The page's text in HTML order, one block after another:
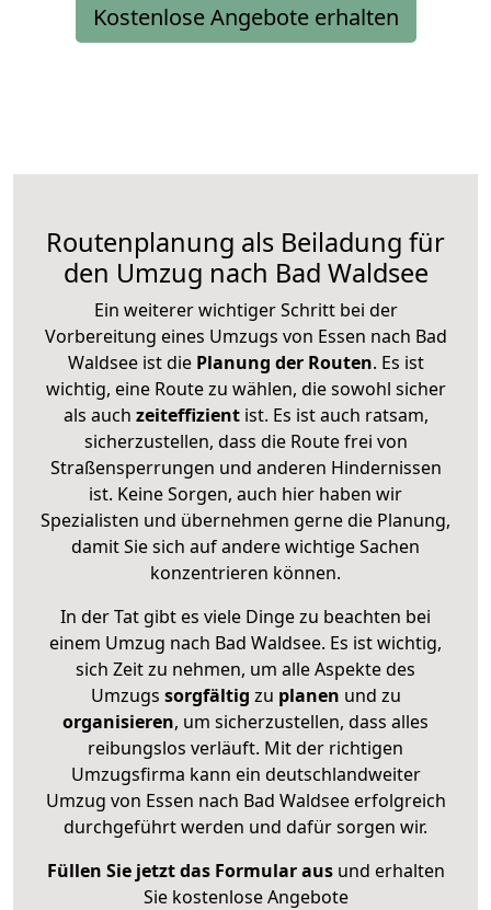
Kostenlose Angebote erhalten
Routenplanung als Beiladung für
den Umzug nach Bad Waldsee
Ein weiterer wichtiger Schritt bei der
Vorbereitung eines Umzugs von Essen nach Bad
Waldsee ist diePlanung der Routen. Es ist
wichtig, eine Route zu wählen, die sowohl sicher
als auch zeiteffizientist. Es ist auch ratsam,
sicherzustellen, dass die Route frei von
Straßensperrungen und anderen Hindernissen
ist. Keine Sorgen, auch hier haben wir
Spezialisten und übernehmen gerne die Planung,
damit Sie sich auf andere wichtige Sachen
konzentrieren können.
In der Tat gibt es viele Dinge zu beachten bei
einem Umzug nach Bad Waldsee. Es ist wichtig,
sich Zeit zu nehmen, um alle Aspekte des
Umzugs sorgfältig zu planen und zu
organisieren, um sicherzustellen, dass alles
reibungslos verläuft. Mit der richtigen
Umzugsfirma kann ein deutschlandweiter
Umzug von Essen nach Bad Waldsee erfolgreich
durchgeführt werden und dafür sorgen wir.
Füllen Sie jetzt das Formular ausund erhalten
Sie kostenlose Angebote